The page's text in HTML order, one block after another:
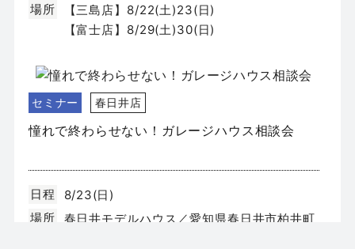
場所
【三島店】8/22(土)23(日)
【富士店】8/29(土)30(日)
セミナー 春日井店
憧れで終わらせない！ガレージハウス相談会
日程
8/23(日)
場所
春日井モデルハウス／愛知県春日井市柏井町